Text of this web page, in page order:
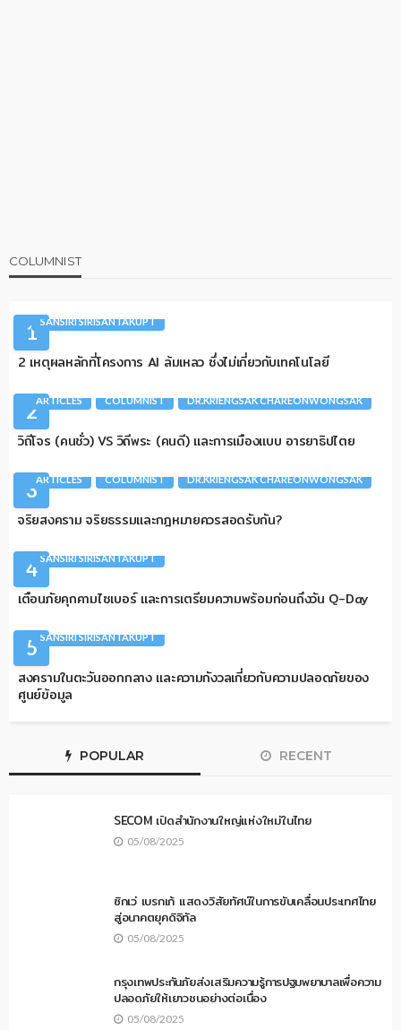
COLUMNIST
1 SANSIRI SIRISANTAKUPT
2 เหตุผลหลักที่โครงการ AI ล้มเหลว ซึ่งไม่เกี่ยวกับเทคโนโลยี
2ARTICLES COLUMNIST DR.KRIENGSAK CHAREONWONGSAK
วิถีโจร (คนชั่ว) VS วิถีพระ (คนดี) และการเมืองแบบ อารยาธิปไตย
3ARTICLES COLUMNIST DR.KRIENGSAK CHAREONWONGSAK
จริยสงคราม จริยธรรมและกฎหมายควรสอดรับกัน?
4 SANSIRI SIRISANTAKUPT
เตือนภัยคุกคามไซเบอร์ และการเตรียมความพร้อมก่อนถึงวัน Q-Day
5 SANSIRI SIRISANTAKUPT
สงครามในตะวันออกกลาง และความกังวลเกี่ยวกับความปลอดภัยของ
ศูนย์ข้อมูล
POPULAR RECENT
SECOM เปิดสำนักงานใหญ่แห่งใหม่ในไทย
05/08/2025
ซิกเว่ เบรกเก้ แสดงวิสัยทัศน์ในการขับเคลื่อนประเทศไทย
สู่อนาคตยุคดิจิทัล
05/08/2025
กรุงเทพประกันภัยส่งเสริมความรู้การปฐมพยาบาลเพื่อความ
ปลอดภัยให้เยาวชนอย่างต่อเนื่อง
05/08/2025